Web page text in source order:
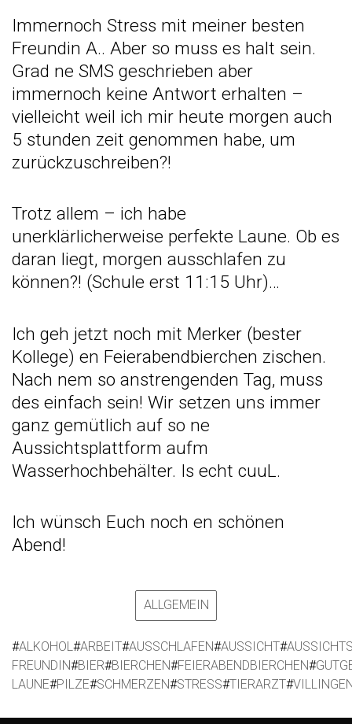
Immernoch Stress mit meiner besten
Freundin A.. Aber so muss es halt sein.
Grad ne SMS geschrieben aber
immernoch keine Antwort erhalten –
vielleicht weil ich mir heute morgen auch
5 stunden zeit genommen habe, um
zurückzuschreiben?!
Trotz allem – ich habe
unerklärlicherweise perfekte Laune. Ob es
daran liegt, morgen ausschlafen zu
können?! (Schule erst 11:15 Uhr)…
Ich geh jetzt noch mit Merker (bester
Kollege) en Feierabendbierchen zischen.
Nach nem so anstrengenden Tag, muss
des einfach sein! Wir setzen uns immer
ganz gemütlich auf so ne
Aussichtsplattform aufm
Wasserhochbehälter. Is echt cuuL.
Ich wünsch Euch noch en schönen
Abend!
ALLGEMEIN
#ALKOHOL#ARBEIT#AUSSCHLAFEN#AUSSICHT#
FREUNDIN#BIER#BIERCHEN#FEIERABENDBIERCHEN#
LAUNE#PILZE#SCHMERZEN#STRESS#TIERARZT#